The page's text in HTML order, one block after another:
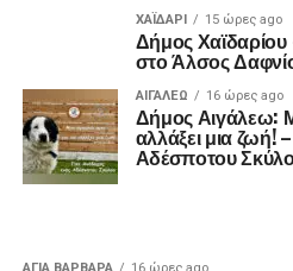
ΧΑΪΔΑΡΙ 15 ώρες ago
Δήμος
στο Άλσος
ΑΙΓΑΛΕΩ 16 ώρες ago
Δήμος Αιγάλεω:
αλλάξει μια ζωή!
Αδέσποτου
ΑΓΙΑ ΒΑΡΒΑΡΑ 16 ώρες ago